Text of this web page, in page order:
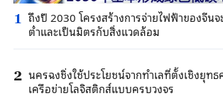
1 ถึงปี 2030 โครงสร้างการจ่ายไฟฟ้าของจีน
ต่ำและเป็นมิตรกับสิ่งแวดล้อม
2 นครฉงชิ่งใช้ประโยชน์จากทำเลที่ตั้งเชิงยุท
เครือข่ายโลจิสติกส์แบบครบวงจร